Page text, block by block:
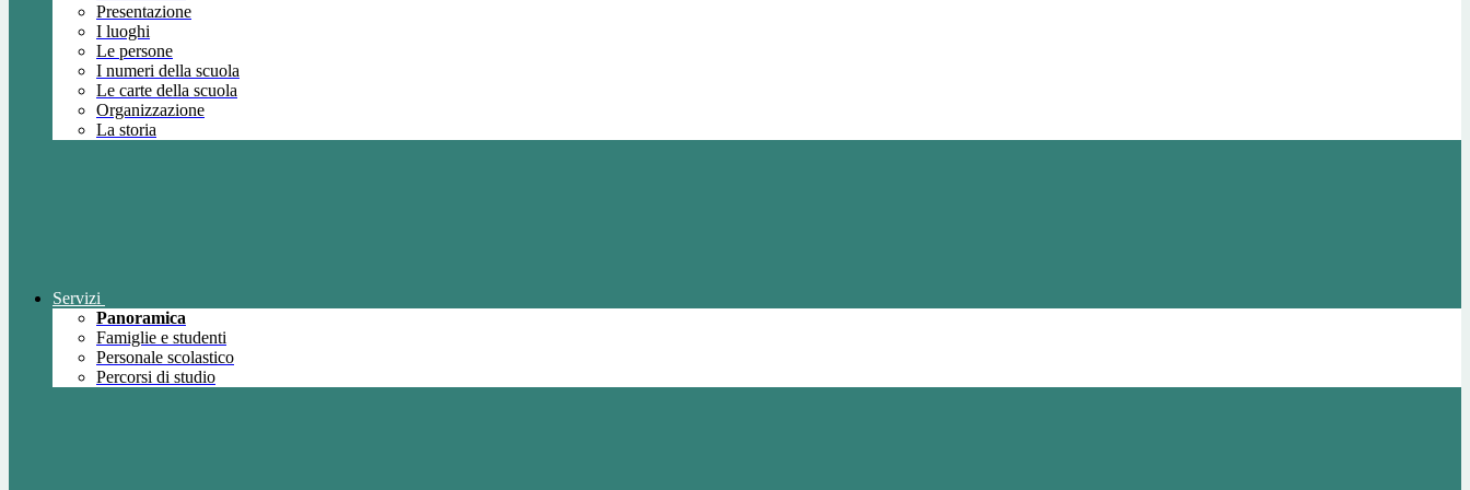
Presentazione
I luoghi
Le persone
I numeri della scuola
Le carte della scuola
Organizzazione
La storia
Servizi
Panoramica
Famiglie e studenti
Personale scolastico
Percorsi di studio